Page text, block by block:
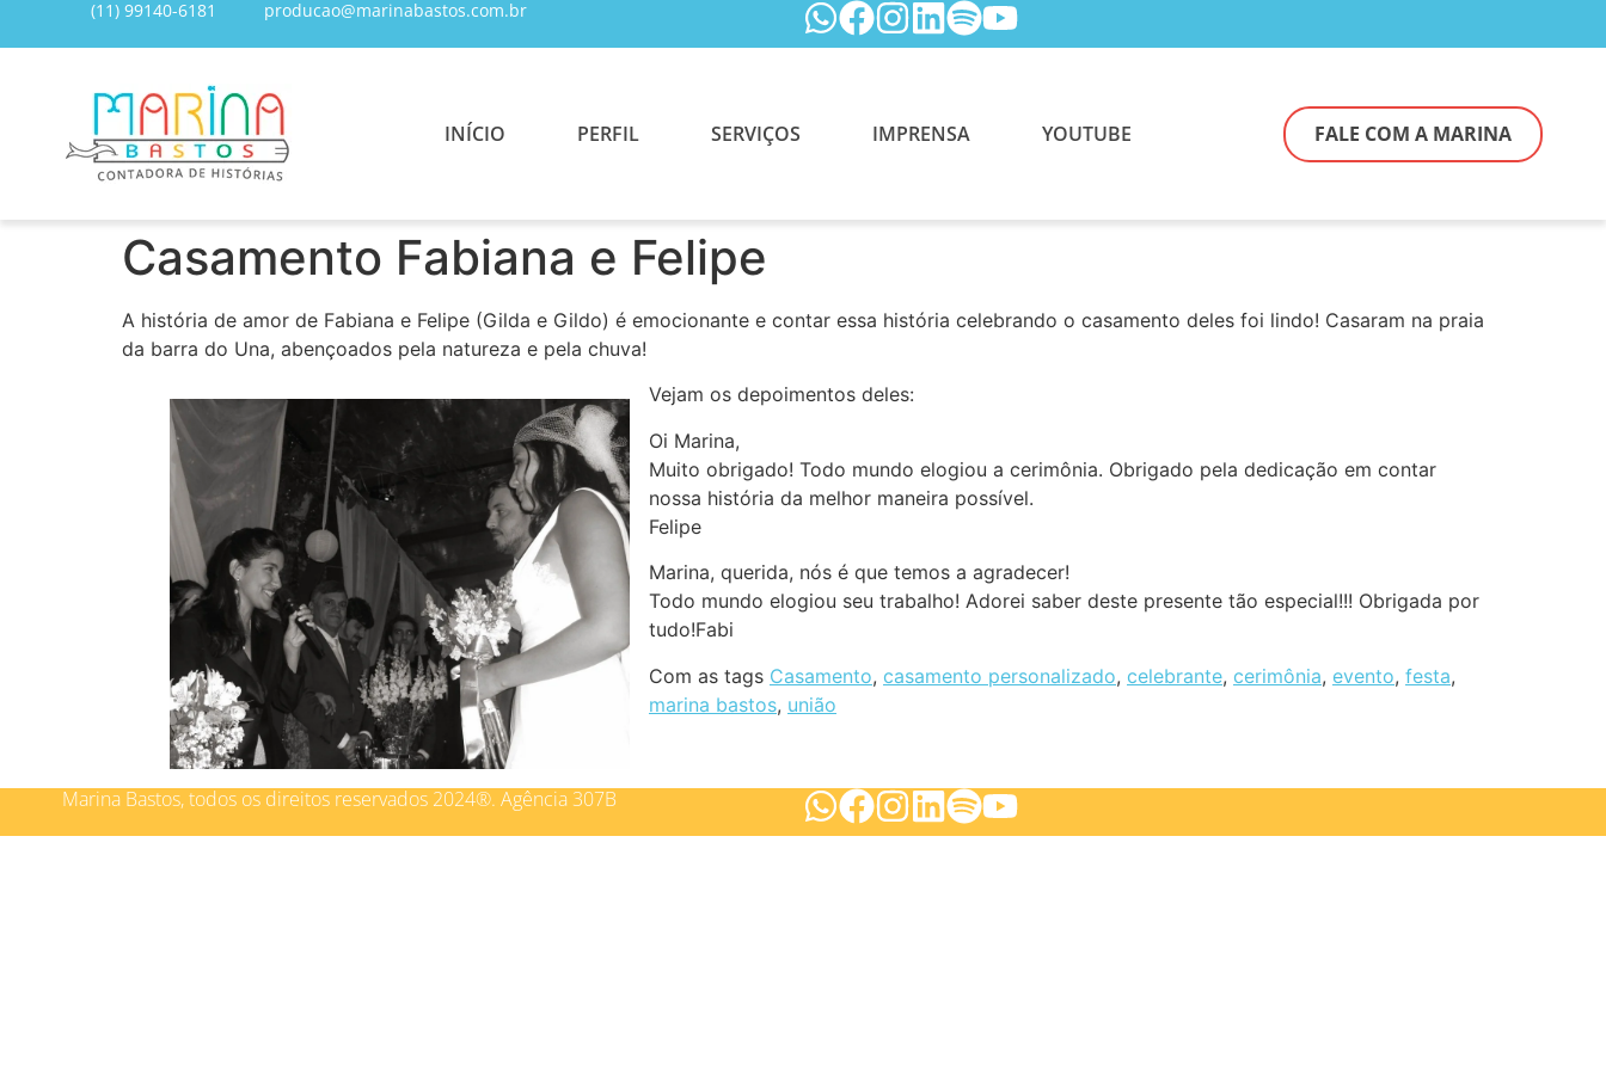
(11) 99140-6181 producao@marinabastos.com.br
INÍCIO PERFIL SERVIÇOS IMPRENSA YOUTUBE FALE COM A MARINA
Casamento Fabiana e Felipe
A história de amor de Fabiana e Felipe (Gilda e Gildo) é emocionante e contar essa história celebrando o casamento deles foi lindo! Casaram na praia
da barra do Una, abençoados pela natureza e pela chuva!
Vejam os depoimentos deles:
Oi Marina,
Muito obrigado! Todo mundo elogiou a cerimônia. Obrigado pela dedicação em contar
nossa história da melhor maneira possível.
Felipe
Marina, querida, nós é que temos a agradecer!
Todo mundo elogiou seu trabalho! Adorei saber deste presente tão especial!!! Obrigada por
tudo!Fabi
Com as tags Casamento, casamento personalizado, celebrante, cerimônia, evento, festa,
marina bastos, união
Marina Bastos, todos os direitos reservados 2024®. Agência 307B